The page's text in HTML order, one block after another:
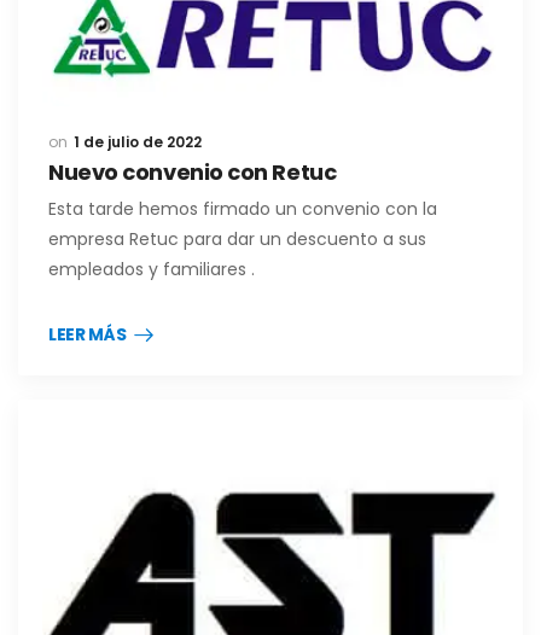
1 de julio de 2022
Nuevo convenio con Retuc
Esta tarde hemos firmado un convenio con la
empresa Retuc para dar un descuento a sus
empleados y familiares .
LEER MÁS